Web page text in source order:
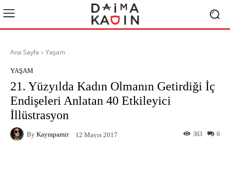
Ana Sayfa Yaşam
YAŞAM
21. Yüzyılda Kadın Olmanın Getirdiği İç
Endişeleri Anlatan 40 Etkileyici
İllüstrasyon
By Kayrapamir 12 Mayıs 2017 0
363